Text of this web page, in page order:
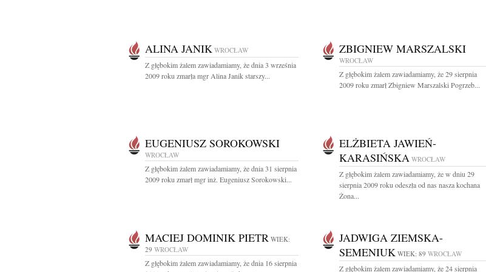
ALINA JANIK WROCŁAW
Z głębokim żalem zawiadamiamy, że dnia 3 września
2009 roku zmarła mgr Alina Janik starszy...
ZBIGNIEW MARSZALSKI
WROCŁAW
Z głębokim żalem zawiadamiamy, że 29 sierpnia
2009 roku zmarł Zbigniew Marszalski Pogrzeb...
EUGENIUSZ SOROKOWSKI
WROCŁAW
Z głębokim żalem zawiadamiamy, że dnia 31 sierpnia
2009 roku zmarł mgr inż. Eugeniusz Sorokowski...
ELŻBIETA JAWIEŃ-
KARASIŃSKA WROCŁAW
Z głębokim żalem zawiadamiamy, że w dniu 29
sierpnia 2009 roku odeszła od nas nasza kochana
Żona...
MACIEJ DOMINIK PIETR WIEK:
29 WROCŁAW
Z głębokim żalem zawiadamiamy, że dnia 16 sierpnia
JADWIGA ZIEMSKA-
SEMENIUK WIEK: 89 WROCŁAW
Z głębokim żalem zawiadamiamy, że 24 sierpnia